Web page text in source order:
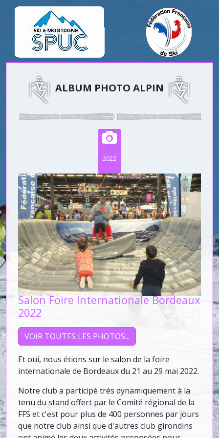
ALBUM PHOTO ALPIN
2022
Salon Foire Internationale Bordeaux
2022
VOIR TOUTES LES PHOTOS...
Et oui, nous étions sur le salon de la foire
internationale de Bordeaux du 21 au 29 mai 2022.
Notre club a participé trés dynamiquement à la
tenu du stand offert par le Comité régional de la
FFS et c'est pour plus de 400 personnes par jours
que notre club ainsi que d'autres club girondins